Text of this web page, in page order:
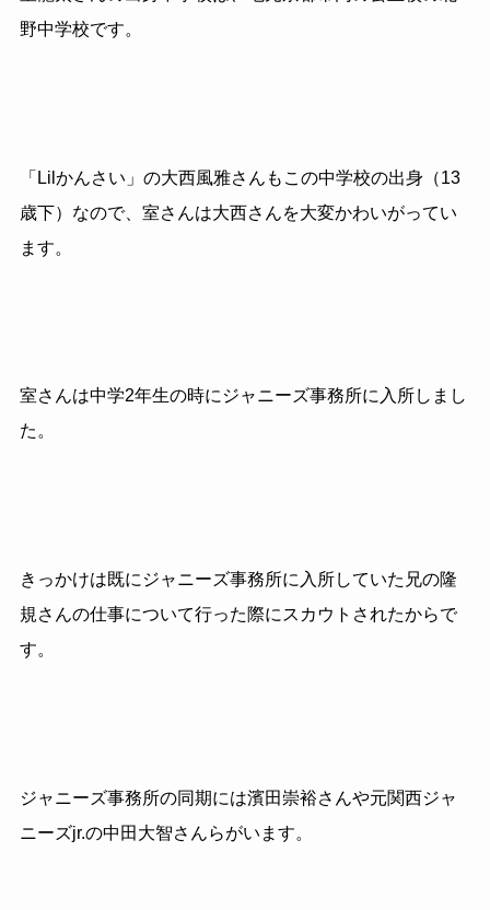
野中学校です。
「Lilかんさい」の大西風雅さんもこの中学校の出身（13
歳下）なので、室さんは大西さんを大変かわいがってい
ます。
室さんは中学2年生の時にジャニーズ事務所に入所しまし
た。
きっかけは既にジャニーズ事務所に入所していた兄の隆
規さんの仕事について行った際にスカウトされたからで
す。
ジャニーズ事務所の同期には濱田崇裕さんや元関西ジャ
ニーズjr.の中田大智さんらがいます。